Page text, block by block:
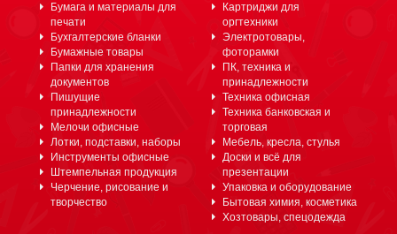
Бумага и материалы для
печати
Бухгалтерские бланки
Бумажные товары
Папки для хранения
документов
Пишущие
принадлежности
Мелочи офисные
Лотки, подставки, наборы
Инструменты офисные
Штемпельная продукция
Черчение, рисование и
творчество
Картриджи для
оргтехники
Электротовары,
фоторамки
ПК, техника и
принадлежности
Техника офисная
Техника банковская и
торговая
Мебель, кресла, стулья
Доски и всё для
презентации
Упаковка и оборудование
Бытовая химия, косметика
Хозтовары, спецодежда